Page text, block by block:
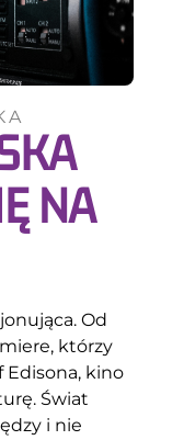
NA
Od
którzy
kino
Świat
i nie